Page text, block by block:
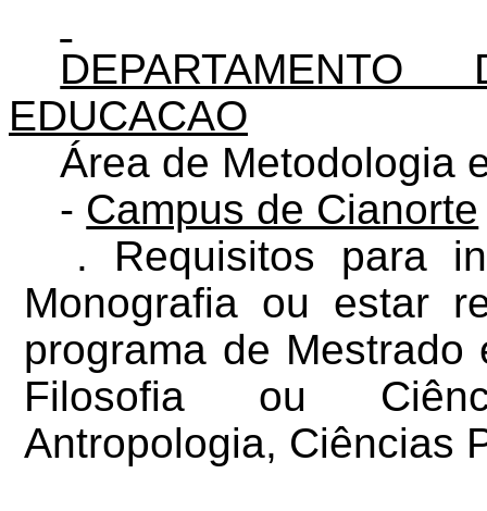
EDUCACAO
Área de Metodologia
- Campus de Cianorte
. Requisitos para
Monografia ou estar
programa de
Filosofia ou
Antropologia, Ciências